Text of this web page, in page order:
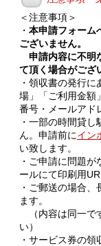
＜注意事項＞
・ 本申請フォーム
ございません。
申請内容に不明
て頂く場合がござ
・領収書の発行
場」「ご利用金額
番号・メールアド
・一部の時間貸
ん。申請前にイン
い致します。
・ご申請に問題
ールにて印刷用
・ご郵送の場合
ます。
（内容は同一で
い）
・サービス券の